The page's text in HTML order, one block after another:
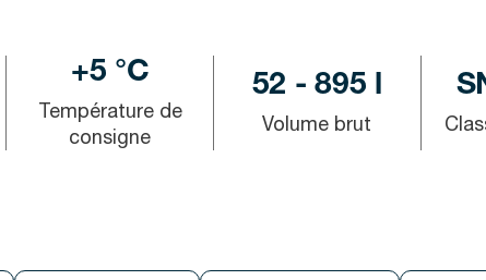
+5 °C
Température de
consigne
52 - 895 l
Volume brut